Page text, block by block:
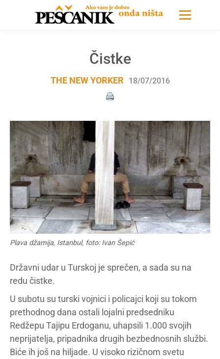
Čistke
THE NEW YORKER 18/07/2016
Plava džamija, Istanbul, foto: Ivan Šepić
Državni udar u Turskoj je sprečen, a sada su na
redu čistke.
U subotu su turski vojnici i policajci koji su tokom
prethodnog dana ostali lojalni predsedniku
Redžepu Tajipu Erdoganu, uhapsili 1.000 svojih
neprijatelja, pripadnika drugih bezbednosnih službi.
Biće ih još na hiljade. U visoko rizičnom svetu